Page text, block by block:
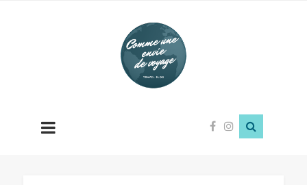
Comme
une
envie
de